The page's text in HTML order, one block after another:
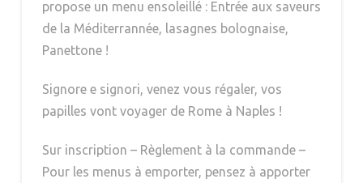
propose un menu ensoleillé : Entrée aux saveurs
de la Méditerrannée, lasagnes bolognaise,
Panettone !
Signore e signori, venez vous régaler, vos
papilles vont voyager de Rome à Naples !
Sur inscription – Règlement à la commande –
Pour les menus à emporter, pensez à apporter